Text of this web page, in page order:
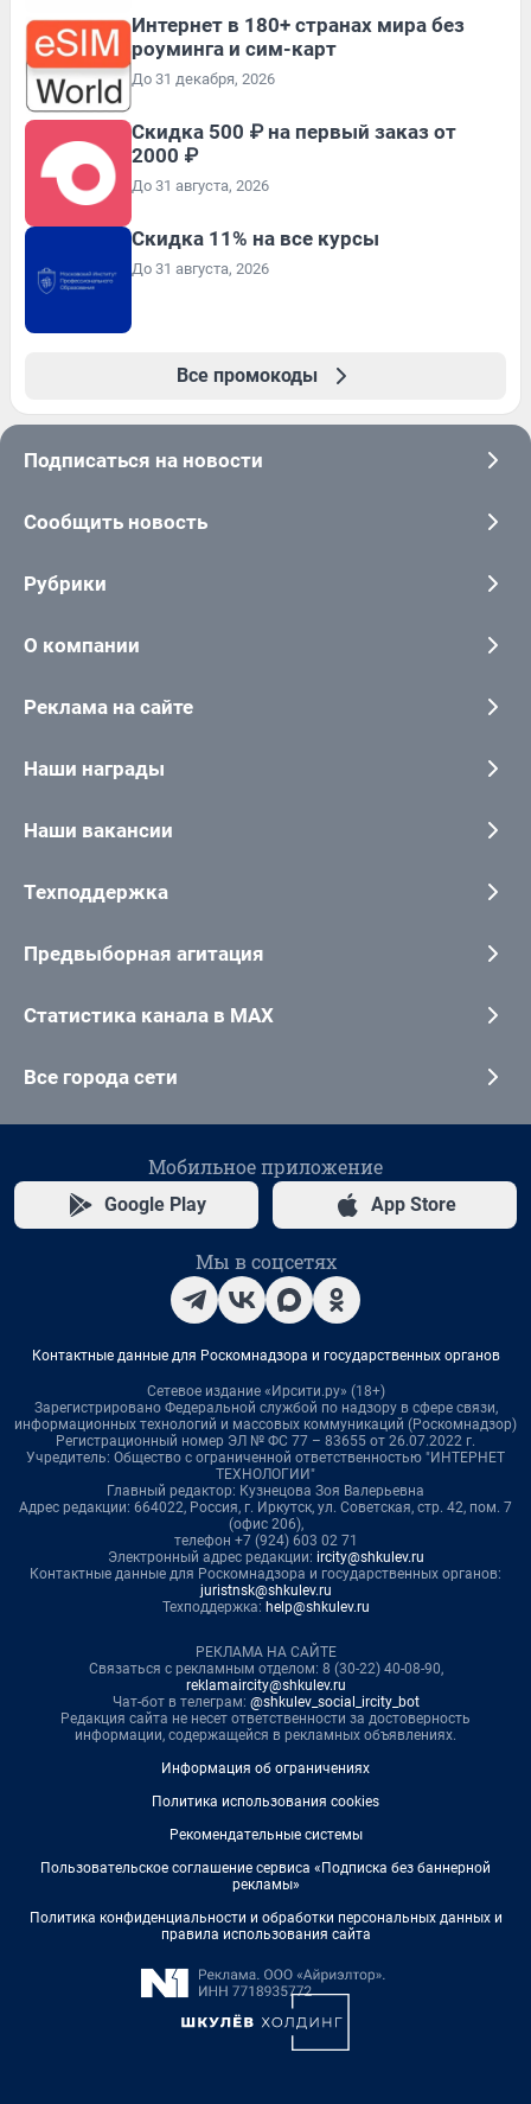
Интернет в 180+ странах мира без
роуминга и сим-карт
До 31 декабря, 2026
Скидка 500 ₽ на первый заказ от
2000 ₽
До 31 августа, 2026
Скидка 11% на все курсы
До 31 августа, 2026
Все промокоды
Подписаться на новости
Сообщить новость
Рубрики
О компании
Реклама на сайте
Наши награды
Наши вакансии
Техподдержка
Предвыборная агитация
Статистика канала в MAX
Все города сети
Мобильное приложение
Google Play App Store
Мы в соцсетях
Контактные данные для Роскомнадзора и государственных органов
Сетевое издание «Ирсити.ру» (18+)
Зарегистрировано Федеральной службой по надзору в сфере связи,
информационных технологий и массовых коммуникаций (Роскомнадзор)
Регистрационный номер ЭЛ № ФС 77 – 83655 от 26.07.2022 г.
Учредитель: Общество с ограниченной ответственностью "ИНТЕРНЕТ
ТЕХНОЛОГИИ"
Главный редактор: Кузнецова Зоя Валерьевна
Адрес редакции: 664022, Россия, г. Иркутск, ул. Советская, стр. 42, пом. 7
(офис 206),
телефон +7 (924) 603 02 71
Электронный адрес редакции: ircity@shkulev.ru
Контактные данные для Роскомнадзора и государственных органов:
juristnsk@shkulev.ru
Техподдержка: help@shkulev.ru
РЕКЛАМА НА САЙТЕ
Связаться с рекламным отделом: 8 (30-22) 40-08-90,
reklamaircity@shkulev.ru
Чат-бот в телеграм: @shkulev_social_ircity_bot
Редакция сайта не несет ответственности за достоверность
информации, содержащейся в рекламных объявлениях.
Информация об ограничениях
Политика использования cookies
Рекомендательные системы
Пользовательское соглашение сервиса «Подписка без баннерной
рекламы»
Политика конфиденциальности и обработки персональных данных и
правила использования сайта